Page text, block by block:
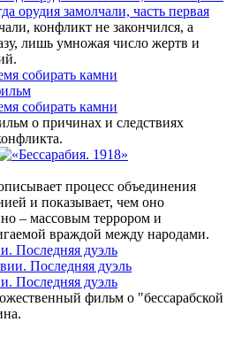
орудия замолчали, часть первая
конфликт не закончился, а
лишь умножая число жертв и
собирать камни
собирать камни
о причинах и следствиях
процесс объединения
и показывает, чем оно
– массовым террором и
враждой между народами.
Последняя дуэль
Последняя дуэль
фильм о "бессарабской